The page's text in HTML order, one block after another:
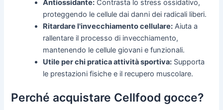
Antiossidante: Contrasta lo stress ossidativo,
proteggendo le cellule dai danni dei radicali liberi.
Ritardare l'invecchiamento cellulare: Aiuta a
rallentare il processo di invecchiamento,
mantenendo le cellule giovani e funzionali.
Utile per chi pratica attività sportiva: Supporta
le prestazioni fisiche e il recupero muscolare.
Perché acquistare Cellfood gocce?